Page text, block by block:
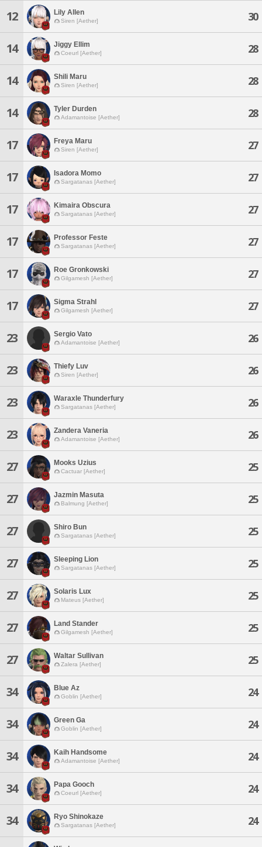
12 Lily Allen
Siren [Aether] 30
14 Jiggy Ellim
Coeurl [Aether] 28
14 Shili Maru
Siren [Aether] 28
14 Tyler Durden
Adamantoise [Aether] 28
17 Freya Maru
Siren [Aether] 27
17 Isadora Momo
Sargatanas [Aether] 27
17 Kimaira Obscura
Sargatanas [Aether] 27
17 Professor Feste
Sargatanas [Aether] 27
17 Roe Gronkowski
Gilgamesh [Aether] 27
17 Sigma Strahl
Gilgamesh [Aether] 27
23 Sergio Vato
Adamantoise [Aether] 26
23 Thiefy Luv
Siren [Aether] 26
23 Waraxle Thunderfury
Sargatanas [Aether] 26
23 Zandera Vaneria
Adamantoise [Aether] 26
27 Mooks Uzius
Cactuar [Aether] 25
27 Jazmin Masuta
Balmung [Aether] 25
27 Shiro Bun
Sargatanas [Aether] 25
27 Sleeping Lion
Sargatanas [Aether] 25
27 Solaris Lux
Mateus [Aether] 25
27 Land Stander
Gilgamesh [Aether] 25
27 Waltar Sullivan
Zalera [Aether] 25
34 Blue Az
Goblin [Aether] 24
34 Green Ga
Goblin [Aether] 24
34 Kaih Handsome
Adamantoise [Aether] 24
34 Papa Gooch
Coeurl [Aether] 24
34 Ryo Shinokaze
Sargatanas [Aether] 24